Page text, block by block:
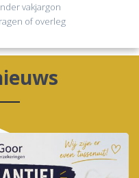
vakjargon
of overleg